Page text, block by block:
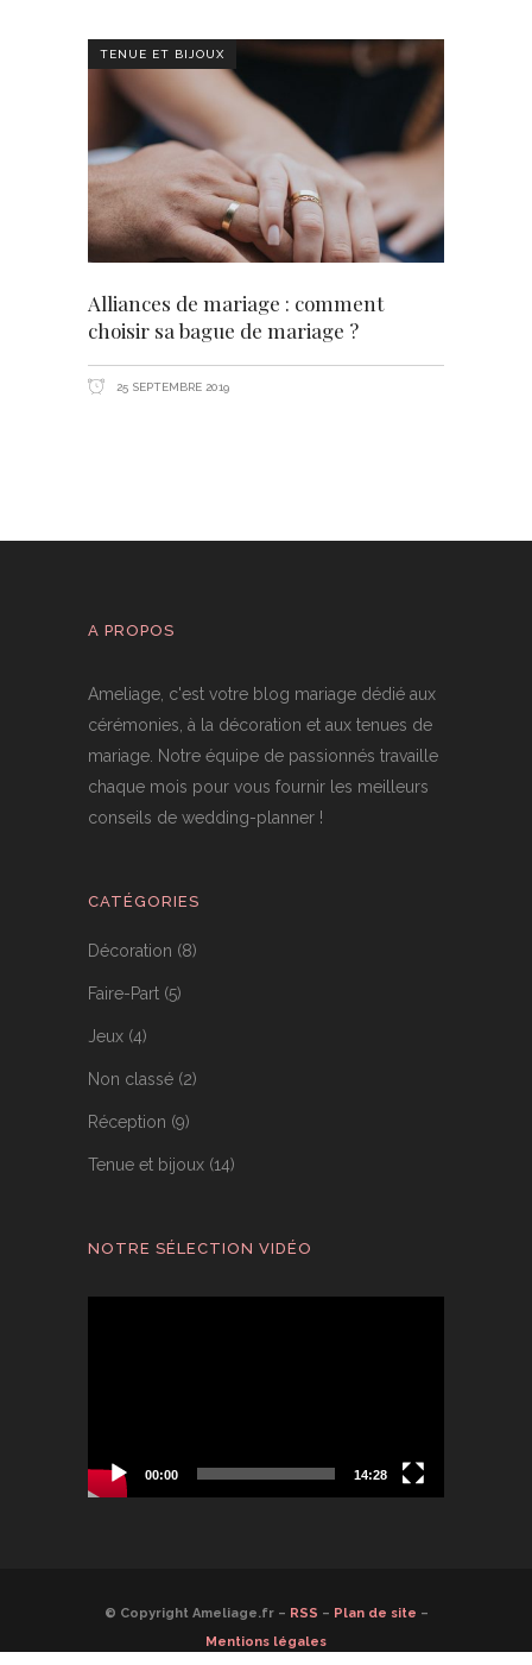
TENUE ET BIJOUX
Alliances de mariage : comment
choisir sa bague de mariage ?
25 SEPTEMBRE 2019
A PROPOS
Ameliage, c'est votre blog mariage dédié aux
cérémonies, à la décoration et aux tenues de
mariage. Notre équipe de passionnés travaille
chaque mois pour vous fournir les meilleurs
conseils de wedding-planner !
CATÉGORIES
Décoration (8)
Faire-Part (5)
Jeux (4)
Non classé (2)
Réception (9)
Tenue et bijoux (14)
NOTRE SÉLECTION VIDÉO
00:00 14:28
© Copyright Ameliage.fr – RSS – Plan de site –
Mentions légales